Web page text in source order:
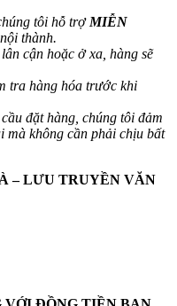
tôi hỗ trợ MIỄN
thành.
cận hoặc ở xa, hàng sẽ
tra hàng hóa trước khi
đặt hàng, chúng tôi đảm
mà không cần phải chịu bất
– LƯU TRUYỀN VĂN